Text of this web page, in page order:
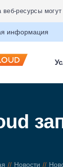
веб-ресурсы
информация
Новости